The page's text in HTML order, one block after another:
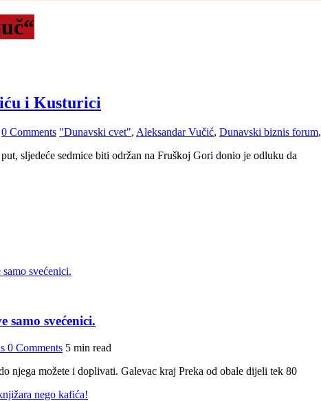
i Kusturici
0 Comments "Dunavski cvet", Aleksandar Vučić, Dunavski biznis forum,
sljedeće sedmice biti održan na Fruškoj Gori donio je odluku da
samo svećenici.
0 Comments 5 min read
njega možete i doplivati. Galevac kraj Preka od obale dijeli tek 80